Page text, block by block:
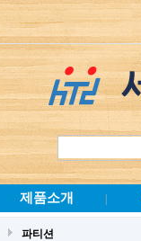
제품소개
파티션